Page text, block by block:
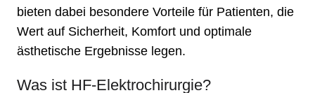
bieten dabei besondere Vorteile für Patienten, die
Wert auf Sicherheit, Komfort und optimale
ästhetische Ergebnisse legen.
Was ist HF-Elektrochirurgie?